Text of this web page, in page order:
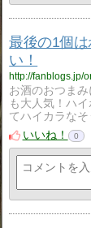
最後の1個
い！
http://fanblogs.jp/
お酒のおつま
も大人気！ハ
てハイカラな
いいね！
0